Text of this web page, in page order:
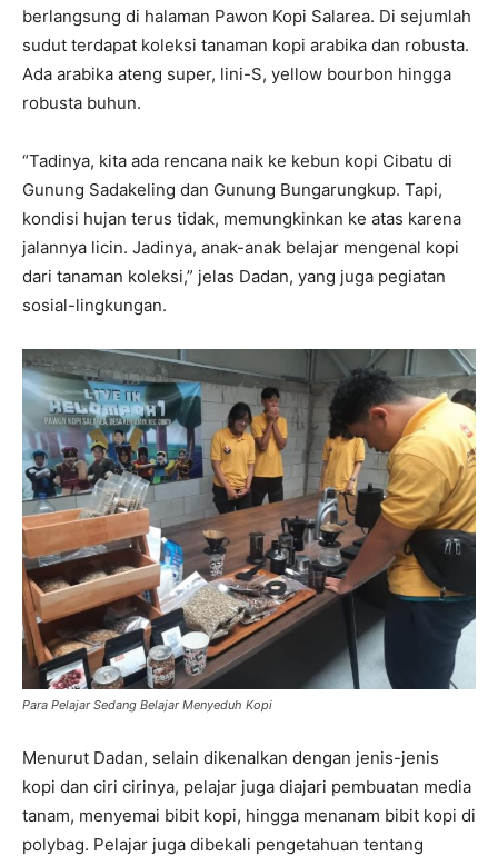
berlangsung di halaman Pawon Kopi Salarea. Di sejumlah
sudut terdapat koleksi tanaman kopi arabika dan robusta.
Ada arabika ateng super, lini-S, yellow bourbon hingga
robusta buhun.
“Tadinya, kita ada rencana naik ke kebun kopi Cibatu di
Gunung Sadakeling dan Gunung Bungarungkup. Tapi,
kondisi hujan terus tidak, memungkinkan ke atas karena
jalannya licin. Jadinya, anak-anak belajar mengenal kopi
dari tanaman koleksi,” jelas Dadan, yang juga pegiatan
sosial-lingkungan.
Para Pelajar Sedang Belajar Menyeduh Kopi
Menurut Dadan, selain dikenalkan dengan jenis-jenis
kopi dan ciri cirinya, pelajar juga diajari pembuatan media
tanam, menyemai bibit kopi, hingga menanam bibit kopi di
polybag. Pelajar juga dibekali pengetahuan tentang